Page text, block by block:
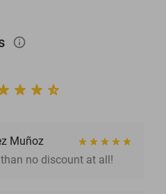
info_outlined
Muñoz
no discount at all!